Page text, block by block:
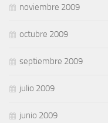
noviembre 2009
octubre 2009
septiembre 2009
julio 2009
junio 2009